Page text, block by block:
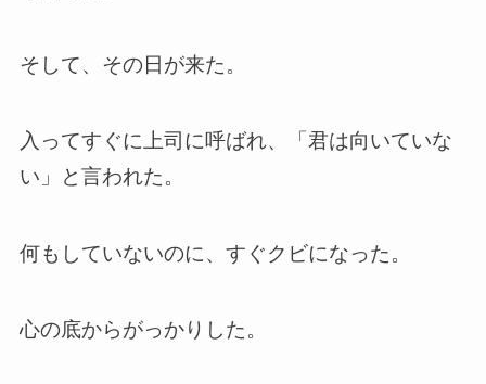
そして、その日が来た。
入ってすぐに上司に呼ばれ、「君は向いていな
い」と言われた。
何もしていないのに、すぐクビになった。
心の底からがっかりした。